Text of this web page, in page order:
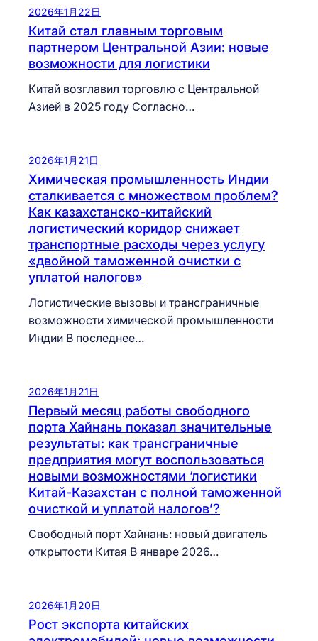
2026年1月22日
Китай стал главным торговым
партнером Центральной Азии: новые
возможности для логистики
Китай возглавил торговлю с Центральной
Азией в 2025 году Согласно…
2026年1月21日
Химическая промышленность Индии
сталкивается с множеством проблем?
Как казахстанско-китайский
логистический коридор снижает
транспортные расходы через услугу
«двойной таможенной очистки с
уплатой налогов»
Логистические вызовы и трансграничные
возможности химической промышленности
Индии В последнее…
2026年1月21日
Первый месяц работы свободного
порта Хайнань показал значительные
результаты: как трансграничные
предприятия могут воспользоваться
новыми возможностями ‘логистики
Китай-Казахстан с полной таможенной
очисткой и уплатой налогов’?
Свободный порт Хайнань: новый двигатель
открытости Китая В январе 2026…
2026年1月20日
Рост экспорта китайских